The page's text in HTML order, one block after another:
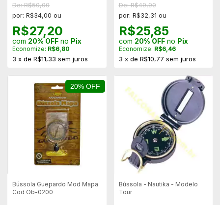
De: R$50,00
por: R$34,00 ou
R$27,20
com 20% OFF no Pix
Economize: R$6,80
3 x de R$11,33 sem juros
De: R$49,90
por: R$32,31 ou
R$25,85
com 20% OFFno Pix
Economize: R$6,46
3 x de R$10,77 sem juros
20% OFF
Bússola Guepardo Mod Mapa
Cod Ob-0200
Bússola - Nautika - Modelo
Tour